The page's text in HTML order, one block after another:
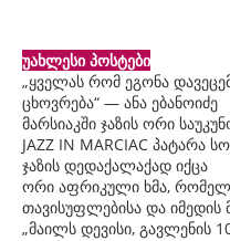
უახლესი პოსტები
„ყველას რომ ეგონა
ცხოვრება“ — ანა ებანოიძე
მარსიაკში ჯაზის ორი
JAZZ IN MARCIAC
ჯაზის დედაქალაქად იქცა
ორი აფრიკული ხმა,
თავისუფლებისა და იმედის
„მაილს დევისი, გავლენის